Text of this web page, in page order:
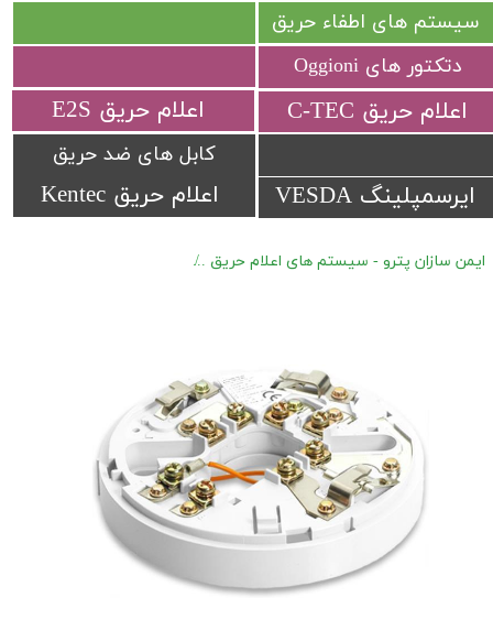
اعلام حریق Kentec
​اعلام حریق C-TEC​​​​​​​ ​اعلام حریق E2S
ایرسمپلینگ VESDA
سیستم های اطفاء حریق
کابل های ضد حریق
دتکتور های Oggioni
ایمن سازان پترو - سیستم های اعلام حریق